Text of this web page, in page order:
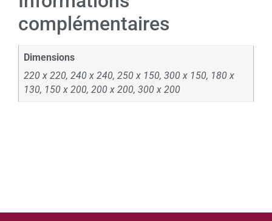
complémentaires
Dimensions
220 x 220, 240 x 240, 250 x 150, 300 x 150, 180 x
130, 150 x 200, 200 x 200, 300 x 200